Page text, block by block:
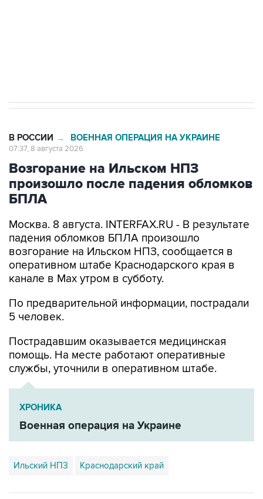
В РОССИИ → ВОЕННАЯ ОПЕРАЦИЯ НА УКРАИНЕ
07:37, 8 августа 2026
Возгорание на Ильском НПЗ
произошло после падения обломков
БПЛА
Москва. 8 августа. INTERFAX.RU - В результате
падения обломков БПЛА произошло
возгорание на Ильском НПЗ, сообщается в
оперативном штабе Краснодарского края в
канале в Max утром в субботу.
По предварительной информации, пострадали
5 человек.
Пострадавшим оказывается медицинская
помощь. На месте работают оперативные
службы, уточнили в оперативном штабе.
ХРОНИКА
Военная операция на Украине
Ильский НПЗ Краснодарский край